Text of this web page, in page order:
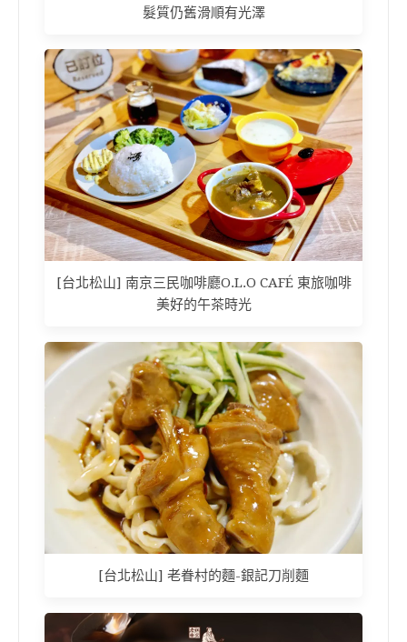
髮質仍舊滑順有光澤
[台北松山] 南京三民咖啡廳O.L.O CAFÉ 東旅咖啡
美好的午茶時光
[台北松山] 老眷村的麵-銀記刀削麵